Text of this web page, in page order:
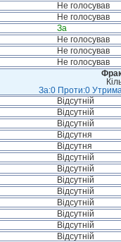
Не голосував
Не голосував
За
Не голосував
Не голосував
Не голосував
За:0 Проти:0
Відсутній
Відсутній
Відсутній
Відсутня
Відсутня
Відсутній
Відсутній
Відсутній
Відсутній
Відсутній
Відсутній
Відсутній
Відсутній